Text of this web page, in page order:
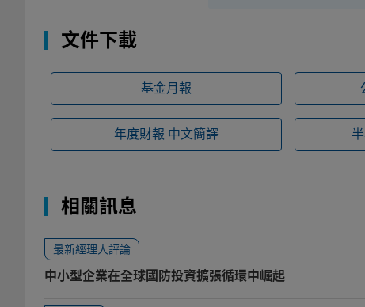
文件下載
基金月報
年度財報 中文簡譯
相關訊息
最新經理人評論
中小型企業在全球國防投資擴張循環中崛起